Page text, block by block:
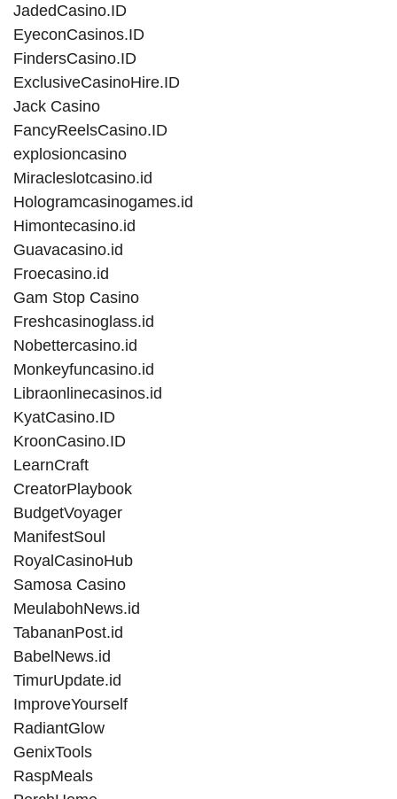
JadedCasino.ID
EyeconCasinos.ID
FindersCasino.ID
ExclusiveCasinoHire.ID
Jack Casino
FancyReelsCasino.ID
explosioncasino
Miracleslotcasino.id
Hologramcasinogames.id
Himontecasino.id
Guavacasino.id
Froecasino.id
Gam Stop Casino
Freshcasinoglass.id
Nobettercasino.id
Monkeyfuncasino.id
Libraonlinecasinos.id
KyatCasino.ID
KroonCasino.ID
LearnCraft
CreatorPlaybook
BudgetVoyager
ManifestSoul
RoyalCasinoHub
Samosa Casino
MeulabohNews.id
TabananPost.id
BabelNews.id
TimurUpdate.id
ImproveYourself
RadiantGlow
GenixTools
RaspMeals